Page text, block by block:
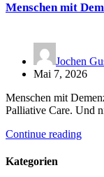
Menschen mit
Jochen
Mai 7, 2026
Menschen mit
Palliative Care. Und
Continue reading
Kategorien